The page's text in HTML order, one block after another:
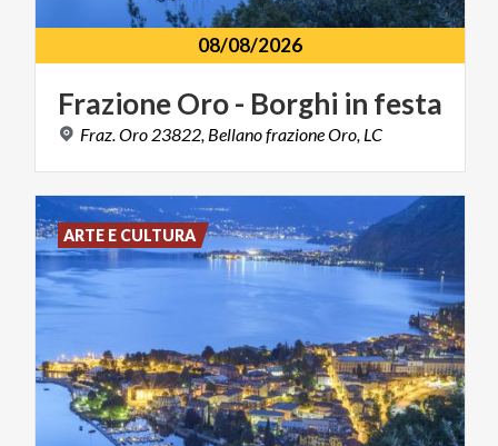
08/08/2026
FrazioneOro- Borghi in festa
Fraz.Oro 23822, BellanofrazioneOro, LC
ARTE E CULTURA